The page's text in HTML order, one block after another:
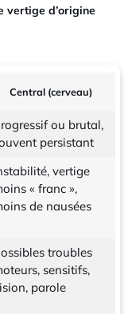
vertige d’origine
Central (cerveau)
ou brutal,
persistant
vertige
« franc »,
de nausées
troubles
sensitifs,
parole